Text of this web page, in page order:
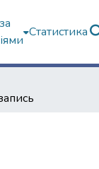
Статистика